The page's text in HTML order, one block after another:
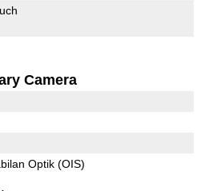
Camera
Optik (OIS)